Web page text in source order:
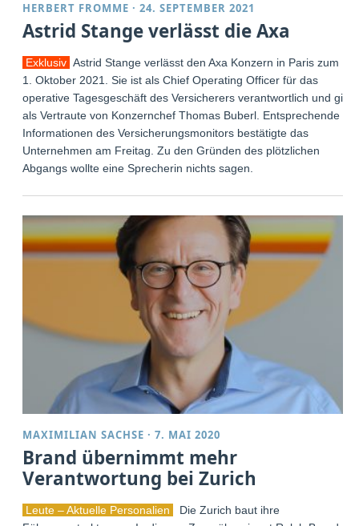
HERBERT FROMME ·24. SEPTEMBER 2021
Astrid Stange verlässt die Axa
Exklusiv Astrid Stange verlässt den Axa Konzern in Paris zum
1. Oktober 2021. Sie ist als Chief Operating Officer für das
operative Tagesgeschäft des Versicherers verantwortlich und gilt
als Vertraute von Konzernchef Thomas Buberl. Entsprechende
Informationen des Versicherungsmonitors bestätigte das
Unternehmen am Freitag. Zu den Gründen des plötzlichen
Abgangs wollte eine Sprecherin nichts sagen.
MAXIMILIAN SACHSE ·7. MAI 2020
Brand übernimmt mehr
Verantwortung bei Zurich
Leute – Aktuelle Personalien
Die Zurich baut ihre